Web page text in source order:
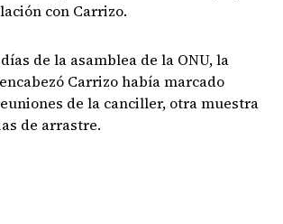
con Carrizo.
de la asamblea de la ONU, la
Carrizo había marcado
de la canciller, otra muestra
de arrastre.